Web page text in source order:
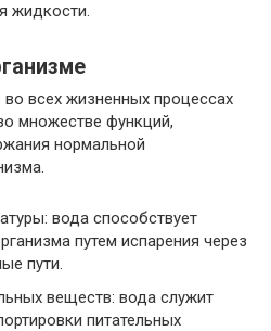
жидкости.
всех жизненных процессах
множестве функций,
нормальной
вода способствует
путем испарения через
пути.
веществ: вода служит
питательных